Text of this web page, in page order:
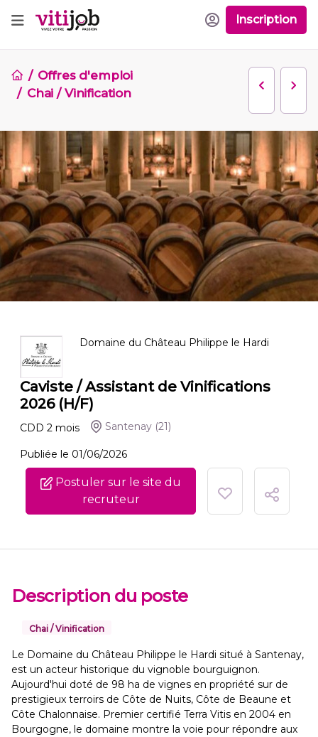
Inscription
Offres d'emploi
Chai / Vinification
Domaine du Château Philippe le Hardi
Caviste / Assistant de Vinifications
2026 (H/F)
CDD 2 mois Santenay (21)
Publiée le 01/06/2026
Postuler sur le site du
recruteur
Description du poste
Chai / Vinification
Le Domaine du Château Philippe le Hardi situé à Santenay,
est un acteur historique du vignoble bourguignon.
Aujourd'hui doté de 98 ha de vignes en propriété sur de
prestigieux terroirs de Côte de Nuits, Côte de Beaune et
Côte Chalonnaise. Premier certifié Terra Vitis en 2004 en
Bourgogne, le domaine montre la voie pour répondre aux